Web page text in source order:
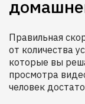
Правильная
от количества
которые вы
просмотра
человек